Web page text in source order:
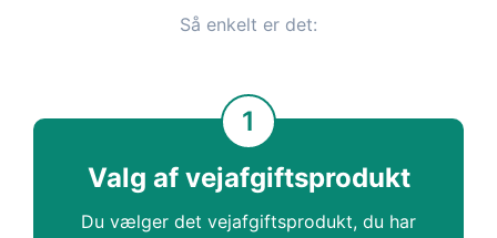
Så enkelt er det:
1
Valg af vejafgiftsprodukt
Du vælger det vejafgiftsprodukt, du har